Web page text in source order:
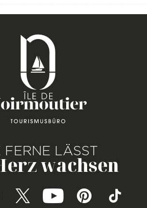
FERNE LÄSST
wachsen